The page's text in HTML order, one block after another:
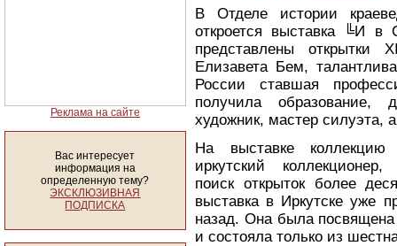
Реклама на сайте
Вас интересует
информация на
определенную тему?
ЭКСКЛЮЗИВНАЯ
ПОДПИСКА
В Отделе истории
откроется выставка ╚И
представлены открытки
Елизавета Бем,
России ставшая
получила образование,
художник, мастер силуэта,
На выставке коллекцию
иркутский
поиск открыток более
выставка в Иркутске уже
назад. Она была
и состояла только из